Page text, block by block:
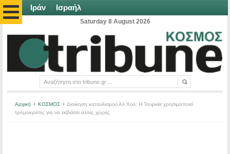
Ιράν Ισραήλ
Saturday 8 August 2026
Αρχική ΚΟΣΜΟΣ
Διοίκηση καταυλισμού Αλ Χολ: Η Τουρκία χρησιμοποιεί
τρομοκράτες για να εκβιάσει άλλες χώρες